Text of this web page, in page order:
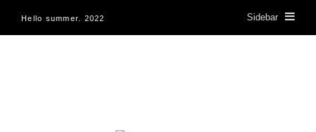
Hello summer. 2022 Sidebar